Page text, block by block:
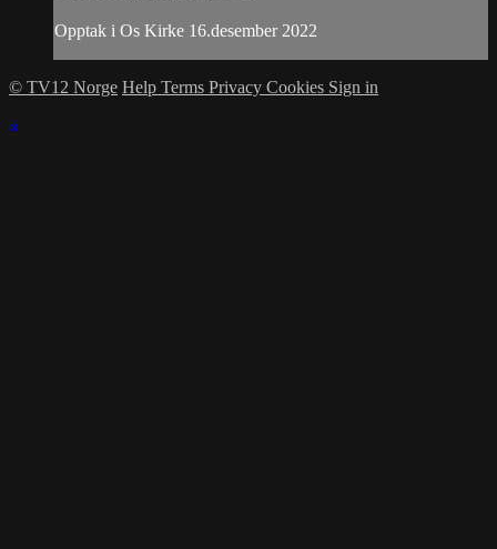
Opptak i Os Kirke 16.desember 2022
© TV12 Norge Help Terms Privacy Cookies Sign in
×